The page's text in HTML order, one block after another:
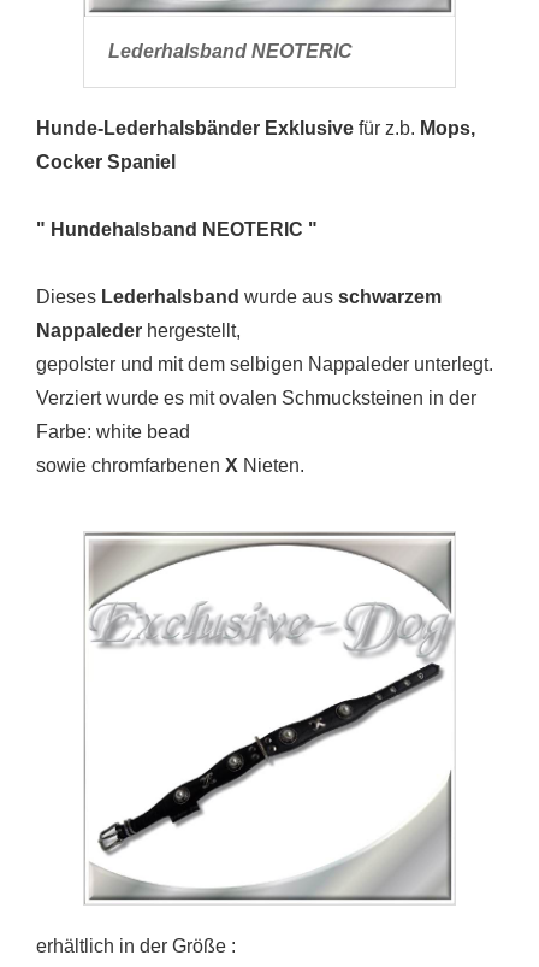
Lederhalsband NEOTERIC
Hunde-Lederhalsbänder Exklusive für z.b. Mops,
Cocker Spaniel
" Hundehalsband NEOTERIC "
Dieses Lederhalsband wurde aus schwarzem
Nappaleder hergestellt,
gepolster und mit dem selbigen Nappaleder unterlegt.
Verziert wurde es mit ovalen Schmucksteinen in der
Farbe: white bead
sowie chromfarbenen X Nieten.
erhältlich in der Größe :